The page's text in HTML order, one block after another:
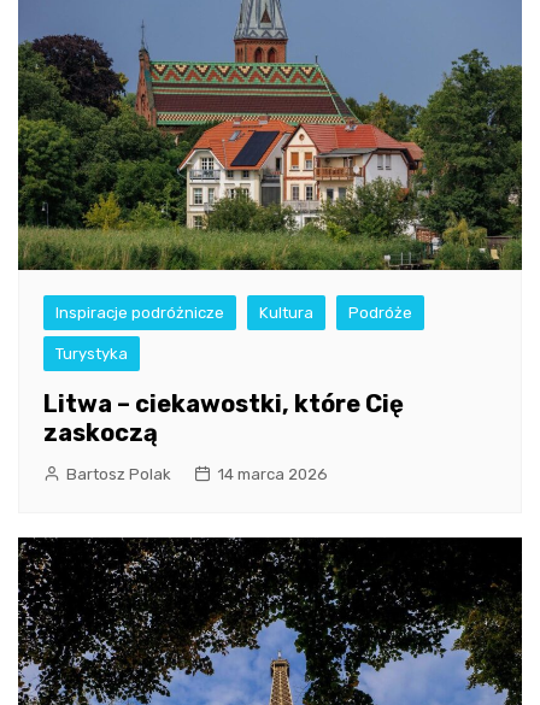
Inspiracje podróżnicze Kultura Podróże
Turystyka
Litwa – ciekawostki, które Cię
zaskoczą
Bartosz Polak 14 marca 2026